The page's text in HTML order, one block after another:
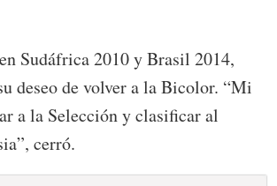
Sudáfrica 2010 y Brasil 2014,
deseo de volver a la Bicolor. “Mi
a la Selección y clasificar al
cerró.